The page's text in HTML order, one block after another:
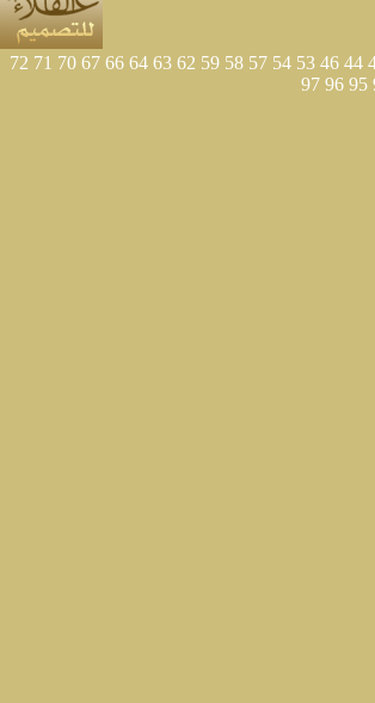
44
46
53
54
57
58
59
62
63
64
66
67
70
71
72
95
96
97